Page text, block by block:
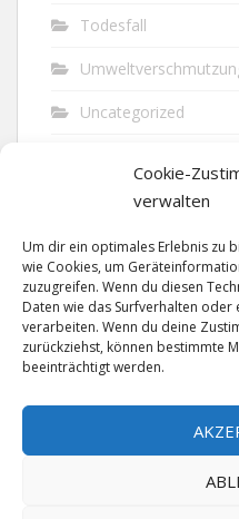
Cookie-
verwalten
Um dir ein optimales Erlebnis zu
wie Cookies, um
zuzugreifen. Wenn du diesen
Daten wie das Surfverhalten
verarbeiten. Wenn du deine
zurückziehst, können bestimmte
beeinträchtigt werden.
Todesfall
Uncategorized
Vandalismus
Verkehr
Verkehrsunfall
Vermisst
Waffen